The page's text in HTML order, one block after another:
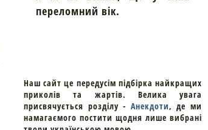
переломний вік.
Наш сайт це передусім підбірка найкращих
приколів та жартів. Велика увага
присвячується розділу - Анекдоти, де ми
намагаємого постити щодня лише вибрані